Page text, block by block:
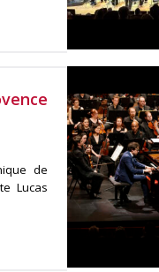
de
Lucas